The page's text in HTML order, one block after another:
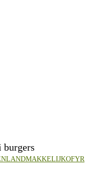
MAKKELIJKOFYR